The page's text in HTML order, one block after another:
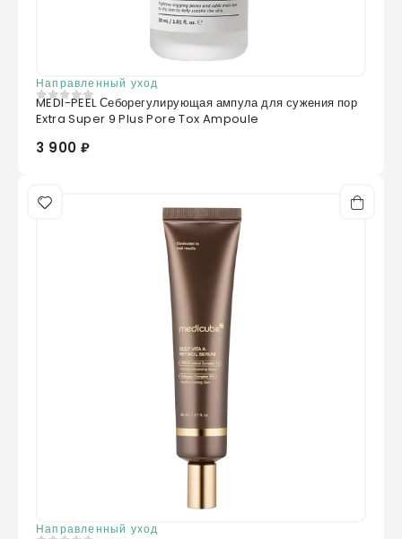
Направленный уход
0из 5
MEDI-PEEL Себорегулирующая ампула для сужения пор
Extra Super 9 Plus Pore Tox Ampoule
3 900 ₽
Направленный уход